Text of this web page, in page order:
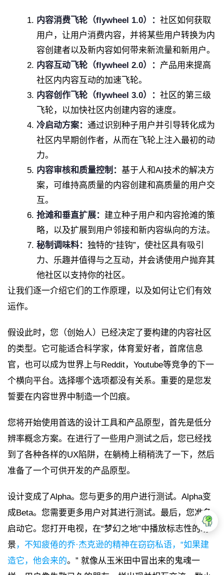
内容消费飞轮（flywheel 1.0）： 社区如何获取
用户，让用户消费内容，并将某些用户转换为内
容创建者以及新内容如何带来新流量和新用户。
内容互动飞轮（flywheel 2.0）： 产品用来提高
社区内内容互动的加速飞轮。
内容创作飞轮（flywheel 3.0）： 社区的第三级
飞轮，以加快社区内创建内容的速度。
冷启动方案： 通过识别种子用户并引导转化成为
社区内早期创作者，从而在飞轮上注入最初的动
力。
内容审核和质量控制： 基于人和AI技术的解决方
案，可维持高质量的内容创建和高质量的用户交
互。
抢滩和垂直扩展： 建立种子用户和内容抢滩的策
略，以及扩展到用户邻接和新内容纵向的方法。
秘制调味料： 独特的“挂钩”，使社区具有吸引
力、乐趣并值得与之互动，并会诱使用户抛弃其
他社区以支持你的社区。
让我们逐一介绍它们的工作原理，以及如何让它们有效
运作。
假设此时，您（创始人）已经决定了要构建的内容社区
的类型。它可能适合科学家，体育爱好者，首席信息
官，也可以成为世界上与Reddit，Youtube等竞争的下一
个横向平台。选择哪个选项都没有关系。重要的是您发
誓要在内容世界中制造一个凹痕。
您将开始使用首选的设计工具和产品原型，首先是低分
辨率概念方案。在进行了一些用户测试之后，您已经找
到了各种各样的UX陷阱，在躺椅上稍稍洗了一下，然后
准备了一个可供开发的产品原型。
设计变成了Alpha。您与更多的用户进行测试。Alpha变
成Beta。您需要更多用户对其进行测试。最后，您准备
启动它。您打开电视，在“梦幻之地”中播放标志性的场
景 ，不知疲倦的乔·杰克逊的精神在窃窃私语，“如果建
造它，他会来的。” 就像从玉米田中冒出来的鬼魂一